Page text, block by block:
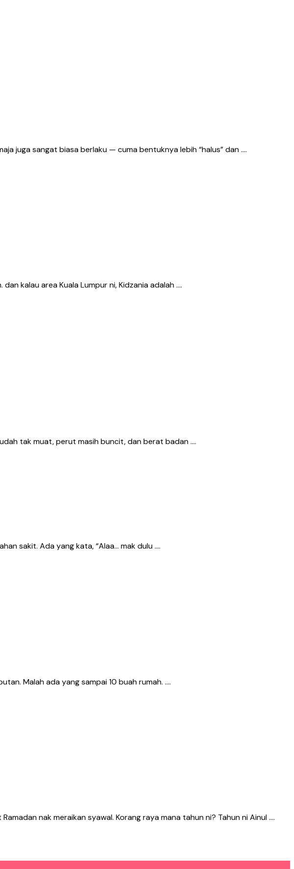
juga sangat biasa berlaku — cuma bentuknya lebih “halus” dan ….
kalau area Kuala Lumpur ni, Kidzania adalah ….
tak muat, perut masih buncit, dan berat badan ….
sakit. Ada yang kata, “Alaa… mak dulu ….
Malah ada yang sampai 10 buah rumah. ….
nak meraikan syawal. Korang raya mana tahun ni? Tahun ni Ainul ….